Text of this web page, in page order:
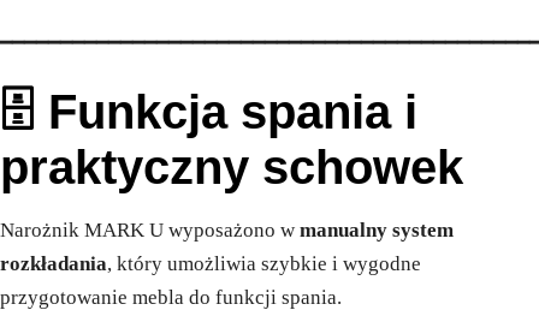
🗄️ Funkcja spania i
praktyczny schowek
Narożnik MARK U wyposażono w manualny system
rozkładania, który umożliwia szybkie i wygodne
przygotowanie mebla do funkcji spania.